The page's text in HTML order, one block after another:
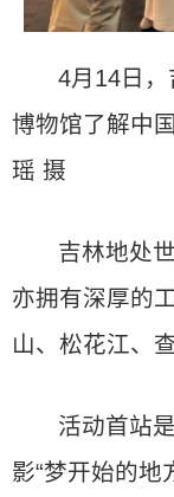
4月14日
博物馆了解中
瑶 摄
吉林地处
亦拥有深厚的
山、松花江、
活动首站
影“梦开始的地